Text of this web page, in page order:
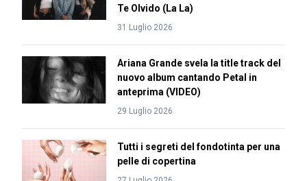
Te Olvido (La La)
31 Luglio 2026
Ariana Grande svela la title track del
nuovo album cantando Petal in
anteprima (VIDEO)
29 Luglio 2026
Tutti i segreti del fondotinta per una
pelle di copertina